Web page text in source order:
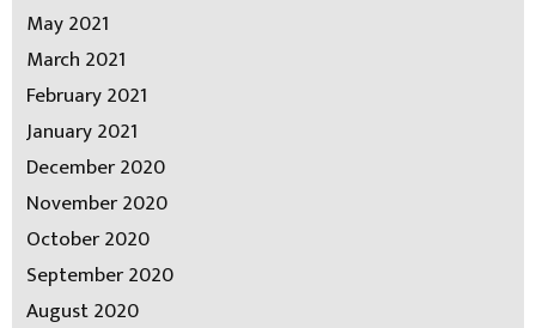
May 2021
March 2021
February 2021
January 2021
December 2020
November 2020
October 2020
September 2020
August 2020